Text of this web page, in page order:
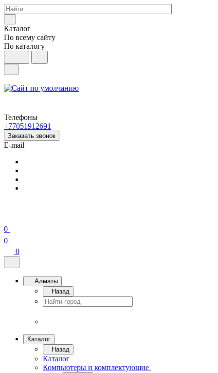
Каталог
По всему сайту
По каталогу
Телефоны
+77051912691
Заказать звонок
E-mail
0
0
0
Алматы
Назад
Каталог
Назад
Каталог
Компьютеры и комплектующие